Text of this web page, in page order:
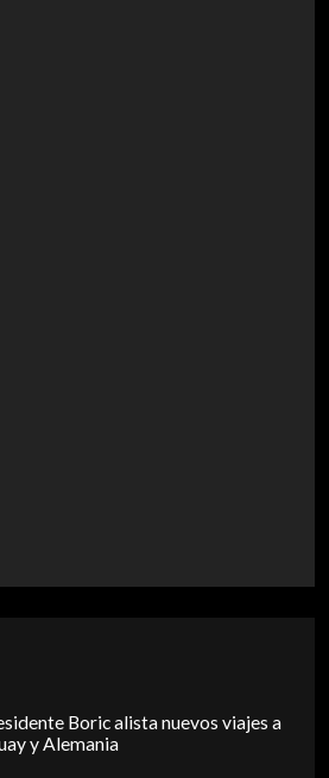
Boric alista nuevos viajes a
y Alemania